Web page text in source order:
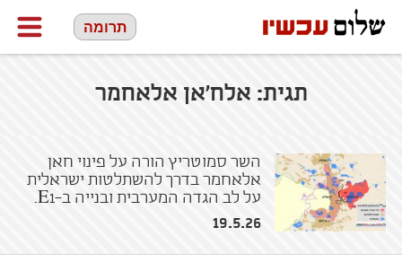
תרומה
תגית: אלח'אן אלאחמר
השר סמוטריץ הורה על פינוי חאן
אלאחמר בדרך להשתלטות ישראלית
על לב הגדה המערבית ובנייה ב-E1.
19.5.26